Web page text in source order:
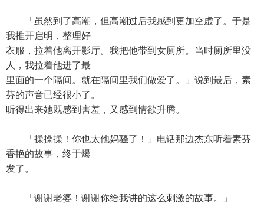
「虽然到了高潮，但高潮过后我感到更加空虚了。于是
我推开启明，整理好
衣服，拉着他离开影厅。我把他带到女厕所。当时厕所里没
人，我拉着他进了最
里面的一个隔间。就在隔间里我们做爱了。」说到最后，素
芬的声音已经很小了。
听得出来她既感到害羞，又感到情欲升腾。
「操操操！你也太他妈骚了！」电话那边杰东听着素芬
香艳的故事，终于爆
发了。
「谢谢老婆！谢谢你给我讲的这么刺激的故事。」